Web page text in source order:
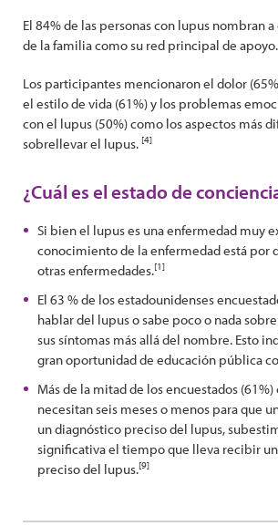
El 84% de las personas con lupus nombran
de la familia como su red principal de apoyo.
Los participantes mencionaron el dolor
el estilo de vida (61%) y los problemas
con el lupus (50%) como los aspectos más
sobrellevar el lupus. [4]
¿Cuál es el estado de
Si bien el lupus es una enfermedad muy
conocimiento de la enfermedad está por
otras enfermedades.[1]
El 63 % de los estadounidenses
hablar del lupus o sabe poco o nada
sus síntomas más allá del nombre. Esto
gran oportunidad de educación pública
Más de la mitad de los encuestados (61%)
necesitan seis meses o menos para que
un diagnóstico preciso del lupus,
significativa el tiempo que lleva recibir
preciso del lupus.[9]